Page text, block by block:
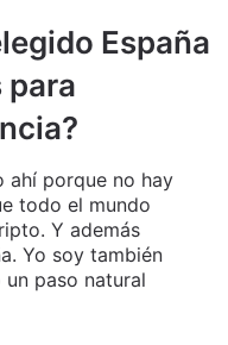
España
para
ahí porque no hay
todo el mundo
Y además
Yo soy también
paso natural